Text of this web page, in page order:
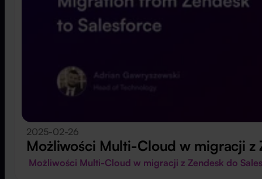
2025-02-26
Możliwości Multi-Cloud w migracji z
Możliwości Multi-Cloud w migracji z Zendesk do